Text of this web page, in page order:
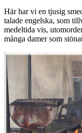
Här har vi en tjusig
talade engelska, som
medeltida vis,
många damer som